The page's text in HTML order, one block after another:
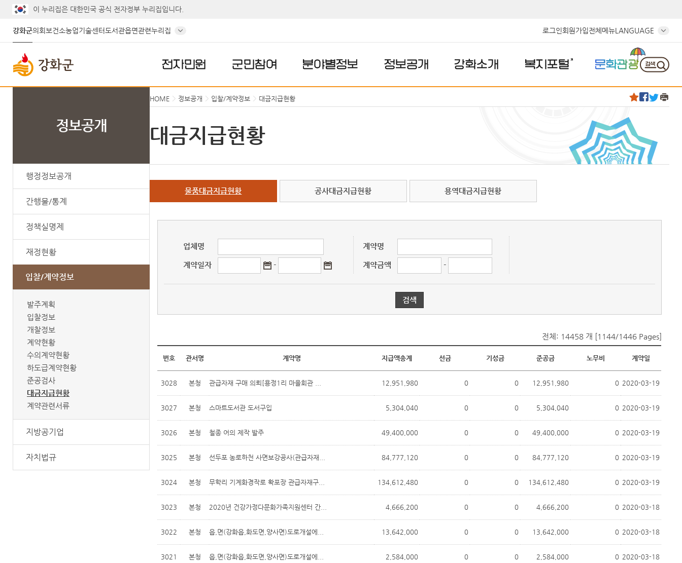
이 누리집은 대한민국 공식 전자정부 누리집입니다.
강화군의회 보건소농업기술센터 도서관읍면관련누리집 로그인 회원가입전체메뉴LANGUAGE
전자민원 군민참여 분야별정보 정보공개 강화소개 복지포털 문화관광
정보공개
행정정보공개
간행물/통계
정책실명제
재정현황
입찰/계약정보
발주계획
입찰정보
개찰정보
계약현황
수의계약현황
하도급계약현황
준공검사
대금지급현황
계약관련서류
지방공기업
자치법규
HOME 정보공개 입찰/계약정보 대금지급현황
대금지급현황
물품대금지급현황 공사대금지급현황 용역대금지급현황
게시판 게시물검색
업체명
계약일자 -
계약명
계약금액 -
전체: 14458 개 [1144/1446 Pages]
번호 관서명 계약명 지급액총계 선금 기성금 준공금 노무비 계약일
3028 본청 관급자재 구매 의뢰[용정1리 마을회관 ... 12,951,980 0 0 12,951,980 0 2020-03-19
3027 본청 스마트도서관 도서구입 5,304,040 0 0 5,304,040 0 2020-03-19
3026 본청 철종 어의 제작 발주 49,400,000 0 0 49,400,000 0 2020-03-19
3025 본청 선두포 농로하천 사면보강공사(관급자재... 84,777,120 0 0 84,777,120 0 2020-03-19
3024 본청 무학리 기계화경작로 확포장 관급자재구... 134,612,480 0 0 134,612,480 0 2020-03-19
3023 본청 2020년 건강가정다문화가족지원센터 간... 4,666,200 0 0 4,666,200 0 2020-03-18
3022 본청 읍,면(강화읍,화도면,양사면)도로개설에... 13,642,000 0 0 13,642,000 0 2020-03-18
3021 본청 읍,면(강화읍,화도면,양사면)도로개설에... 2,584,000 0 0 2,584,000 0 2020-03-18